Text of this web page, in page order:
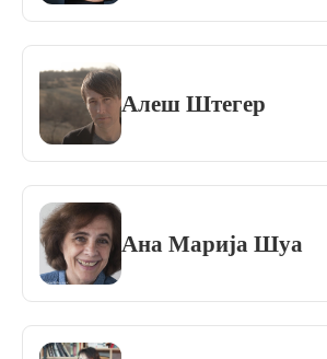
Алеш Штегер
Ана Марија Шуа